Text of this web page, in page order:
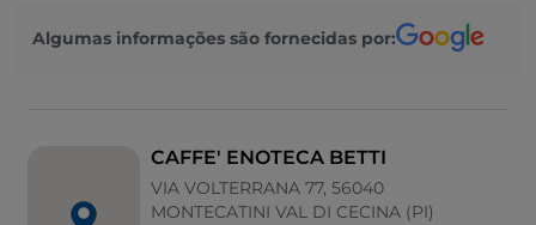
Algumas informações são fornecidas por:
CAFFE' ENOTECA BETTI
VIA VOLTERRANA 77, 56040
MONTECATINI VAL DI CECINA (PI)